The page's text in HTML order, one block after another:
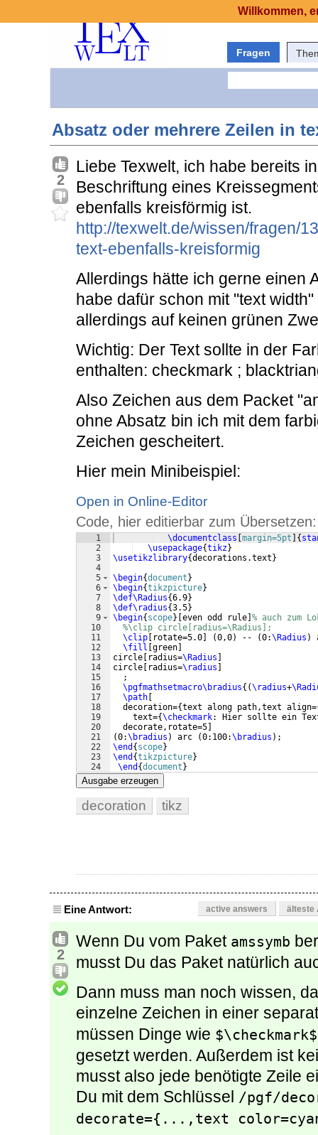
Fragen
Absatz oder mehrere Zeilen in
2
Liebe Texwelt, ich habe bereits
Beschriftung eines
ebenfalls kreisförmig ist.
http://texwelt.de/wissen/fragen/
text-ebenfalls-kreisformig
Allerdings hätte ich gerne einen
habe dafür schon mit "text
allerdings auf keinen grünen
Wichtig: Der Text sollte in der
enthalten: checkmark ;
Also Zeichen aus dem Packet
ohne Absatz bin ich mit dem
Zeichen gescheitert.
Hier mein Minibeispiel:
Open in Online-Editor
Code, hier editierbar zum Übersetzen:
1
2
3
4
5
6
7
8
9
10
11
12
13
14
15
16
17
18
19
20
21
22
23
24
\documentclass margin=5pt {
\usepackage{tikz}
\usetikzlibrary{decorations.text }
\begin{document }
\begin{tikzpicture}
\def\Radius{6.9}
\def\radius{3.5}
\begin{ scope} even odd rule % auch zum
%\clip circle[radius=\Radius];
\clip
rotate=5.0 (0,0) -- (0:\Radius )
\fill green
circle
radius=\Radius
circle
radius=\radius
  ;
\pgfmathsetmacro\bradius{(\radius+
\path
  decoration=
{text along path,text align=
    text=
{\checkmark: Hier sollte ein
  decorate,rotate=5
(0:\bradius ) arc (0:100:\bradius ) ;
\end { scope}
\end {tikzpicture}
\end {document }
Ausgabe erzeugen
decoration tikz
Eine Antwort: active answers älteste
2
Wenn Du vom Paket amssymb
musst Du das Paket natürlich
Dann muss man noch wissen,
einzelne Zeichen in einer
müssen Dinge wie $\checkmark$
gesetzt werden. Außerdem ist
musst also jede benötigte Zeile
Du mit dem Schlüssel /pgf/
decorate={...,text
Willkommen,